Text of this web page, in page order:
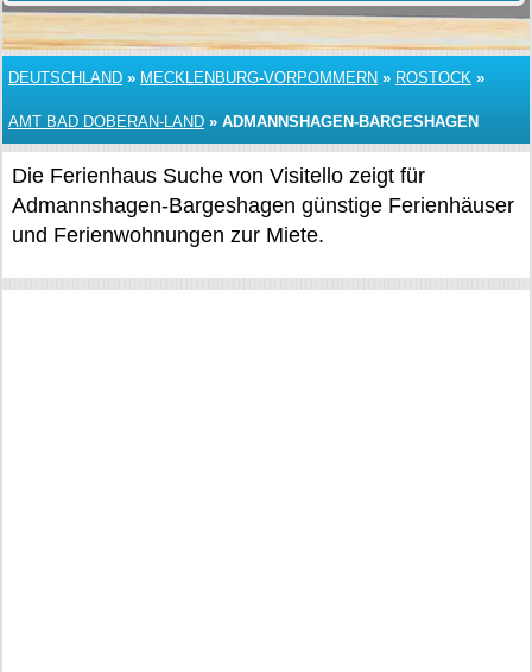
DEUTSCHLAND » MECKLENBURG-VORPOMMERN » ROSTOCK »
AMT BAD DOBERAN-LAND » ADMANNSHAGEN-BARGESHAGEN
Die Ferienhaus Suche von Visitello zeigt für
Admannshagen-Bargeshagen günstige Ferienhäuser
und Ferienwohnungen zur Miete.